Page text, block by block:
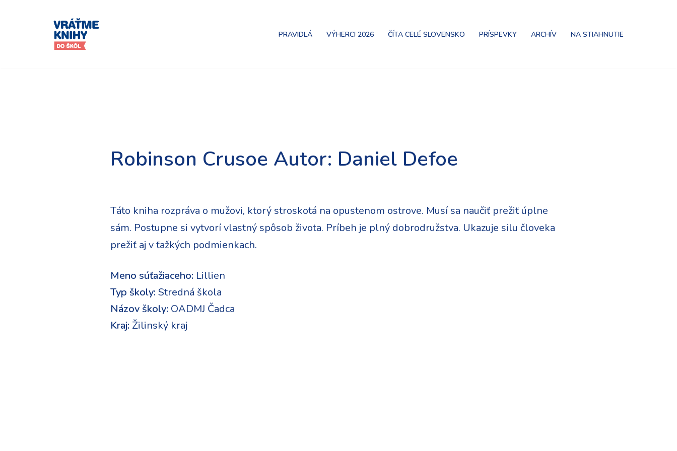
PRAVIDLÁ VÝHERCI 2026 ČÍTA CELÉ SLOVENSKO PRÍSPEVKY ARCHÍV NA STIAHNUTIE
Robinson Crusoe Autor: Daniel Defoe
Táto kniha rozpráva o mužovi, ktorý stroskotá na opustenom ostrove. Musí sa naučiť prežiť úplne
sám. Postupne si vytvorí vlastný spôsob života. Príbeh je plný dobrodružstva. Ukazuje silu človeka
prežiť aj v ťažkých podmienkach.
Meno súťažiaceho: Lillien
Typ školy: Stredná škola
Názov školy: OADMJ Čadca
Kraj: Žilinský kraj